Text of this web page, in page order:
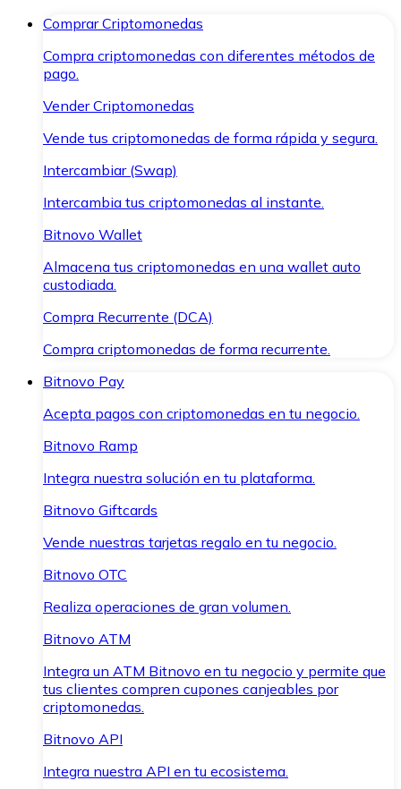
Comprar Criptomonedas
Compra criptomonedas con diferentes métodos de
pago.
Vender Criptomonedas
Vende tus criptomonedas de forma rápida y segura.
Intercambiar (Swap)
Intercambia tus criptomonedas al instante.
Bitnovo Wallet
Almacena tus criptomonedas en una wallet auto
custodiada.
Compra Recurrente (DCA)
Compra criptomonedas de forma recurrente.
Bitnovo Pay
Acepta pagos con criptomonedas en tu negocio.
Bitnovo Ramp
Integra nuestra solución en tu plataforma.
Bitnovo Giftcards
Vende nuestras tarjetas regalo en tu negocio.
Bitnovo OTC
Realiza operaciones de gran volumen.
Bitnovo ATM
Integra un ATM Bitnovo en tu negocio y permite que
tus clientes compren cupones canjeables por
criptomonedas.
Bitnovo API
Integra nuestra API en tu ecosistema.